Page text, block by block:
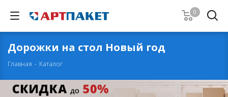
0
Дорожки на стол Новый год
Главная - Каталог